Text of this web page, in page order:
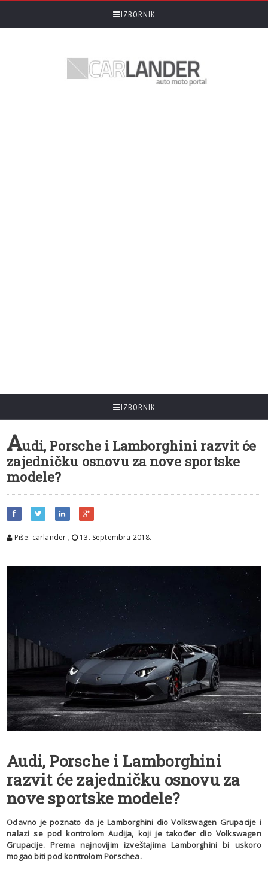
IZBORNIK
IZBORNIK
Audi, Porsche i Lamborghini razvit će
zajedničku osnovu za nove sportske
modele?
Piše: carlander , 13. Septembra 2018.
Audi, Porsche i Lamborghini
razvit će zajedničku osnovu za
nove sportske modele?
Odavno je poznato da je Lamborghini dio Volkswagen Grupacije i
nalazi se pod kontrolom Audija, koji je također dio Volkswagen
Grupacije. Prema najnovijim izveštajima Lamborghini bi uskoro
mogao biti pod kontrolom Porschea.